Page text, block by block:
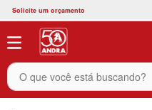
Solicite um orçamento
O que você está buscando?